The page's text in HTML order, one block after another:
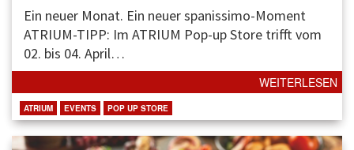
Ein neuer Monat. Ein neuer spanissimo-Moment
ATRIUM-TIPP: Im ATRIUM Pop-up Store trifft vom
02. bis 04. April…
WEITERLESEN
ATRIUM EVENTS POP UP STORE